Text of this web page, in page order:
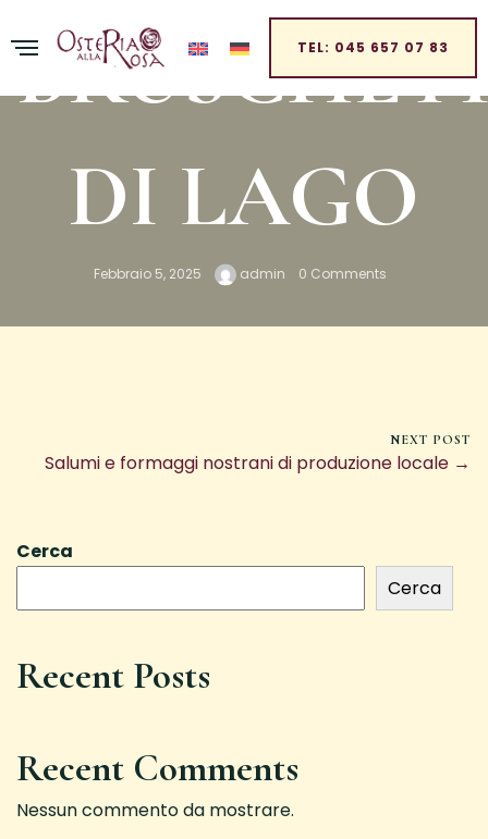
TEL: 045 657 07 83
DI LAGO
Febbraio 5, 2025 admin 0 Comments
NEXT POST
Salumi e formaggi nostrani di produzione locale →
Cerca
Cerca
Recent Posts
Recent Comments
Nessun commento da mostrare.